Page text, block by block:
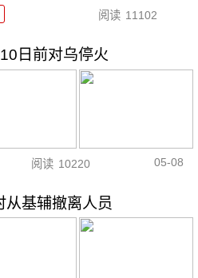
阅读 11102
日前对乌停火
阅读 10220 05-08
从基辅撤离人员